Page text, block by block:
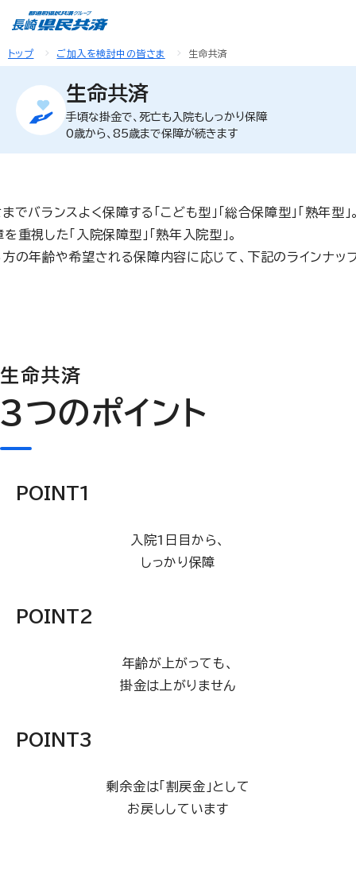
トップ ご加入を検討中の皆さま 生命共済
生命共済
手頃な掛金で、死亡も入院もしっかり保障
0歳から、85歳まで保障が続きます
バランスよく保障する「こども型」「総合保障型」「熟年型」
重視した「入院保障型」「熟年入院型」。
の年齢や希望される保障内容に応じて、下記のラインナッ
生命共済
3つのポイント
POINT1
入院1日目から、
しっかり保障
POINT2
年齢が上がっても、
掛金は上がりません
POINT3
剰余金は「割戻金」として
お戻ししています